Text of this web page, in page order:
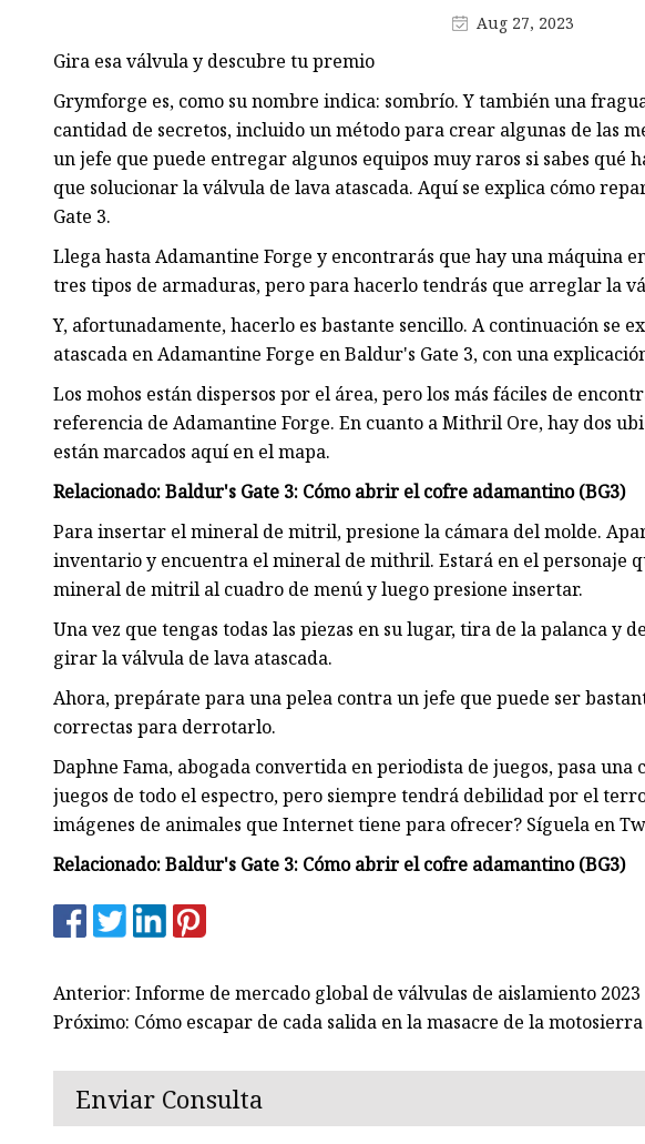
Fundición de disco de válvula de
compuerta
Fundición del cuerpo de la
válvula de compuerta
Aug 27, 2023
Gira esa válvula y descubre tu premio
Grymforge es, como su nombre indica: sombrío. Y también una
cantidad de secretos, incluido un método para crear algunas de las
un jefe que puede entregar algunos equipos muy raros si sabes qué
que solucionar la válvula de lava atascada. Aquí se explica cómo
Gate 3.
Llega hasta Adamantine Forge y encontrarás que hay una máquina
tres tipos de armaduras, pero para hacerlo tendrás que arreglar la
Y, afortunadamente, hacerlo es bastante sencillo. A continuación se
atascada en Adamantine Forge en Baldur's Gate 3, con una
Los mohos están dispersos por el área, pero los más fáciles de
referencia de Adamantine Forge. En cuanto a Mithril Ore, hay dos
están marcados aquí en el mapa.
Relacionado: Baldur's Gate 3: Cómo abrir el cofre adamantino (BG3)
Para insertar el mineral de mitril, presione la cámara del molde.
inventario y encuentra el mineral de mithril. Estará en el personaje
mineral de mitril al cuadro de menú y luego presione insertar.
Una vez que tengas todas las piezas en su lugar, tira de la palanca y
girar la válvula de lava atascada.
Ahora, prepárate para una pelea contra un jefe que puede ser
correctas para derrotarlo.
Daphne Fama, abogada convertida en periodista de juegos, pasa
juegos de todo el espectro, pero siempre tendrá debilidad por el
imágenes de animales que Internet tiene para ofrecer? Síguela en
Relacionado: Baldur's Gate 3: Cómo abrir el cofre adamantino (BG3)
Anterior: Informe de mercado global de válvulas de aislamiento 2023
Próximo: Cómo escapar de cada salida en la masacre de la motosierra
Enviar Consulta